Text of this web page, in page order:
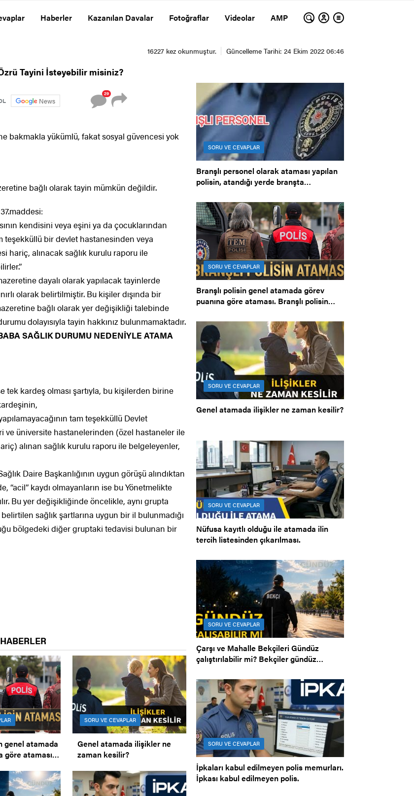
Haberler Kazanılan Davalar Fotoğraflar Videolar AMP
16227 kez okunmuştur. Güncelleme Tarihi: 24 Ekim 2022 06:46
Tayini İsteyebilir misiniz?
News
29
bakmakla yükümlü, fakat sosyal güvencesi yok
bağlı olarak tayin mümkün değildir.
kendisini veya eşini ya da çocuklarından
teşekküllü bir devlet hastanesinden veya
hariç, alınacak sağlık kurulu raporu ile
dayalı olarak yapılacak tayinlerde
olarak belirtilmiştir. Bu kişiler dışında bir
bağlı olarak yer değişikliği talebinde
dolayısıyla tayin hakkınız bulunmamaktadır.
SAĞLIK DURUMU NEDENİYLE ATAMA
tek kardeş olması şartıyla, bu kişilerden birine
tam teşekküllü Devlet
ve üniversite hastanelerinden (özel hastaneler ile
alınan sağlık kurulu raporu ile belgeleyenler,
Daire Başkanlığının uygun görüşü alındıktan
“acil” kaydı olmayanların ise bu Yönetmelikte
Bu yer değişikliğinde öncelikle, aynı grupta
sağlık şartlarına uygun bir il bulunmadığı
bölgedeki diğer gruptaki tedavisi bulunan bir
genel atamada
göre ataması.
SORU VE CEVAPLAR
Genel atamada ilişikler ne
zaman kesilir?
SORU VE CEVAPLAR
Branşlı personel olarak ataması yapılan
polisin, atandığı yerde branşta
SORU VE CEVAPLAR
Branşlı polisin genel atamada görev
puanına göre ataması. Branşlı polisin
SORU VE CEVAPLAR
Genel atamada ilişikler ne zaman kesilir?
SORU VE CEVAPLAR
Nüfusa kayıtlı olduğu ile atamada ilin
tercih listesinden çıkarılması.
SORU VE CEVAPLAR
Çarşı ve Mahalle Bekçileri Gündüz
çalıştırılabilir mi? Bekçiler gündüz
SORU VE CEVAPLAR
İpkaları kabul edilmeyen polis memurları.
İpkası kabul edilmeyen polis.